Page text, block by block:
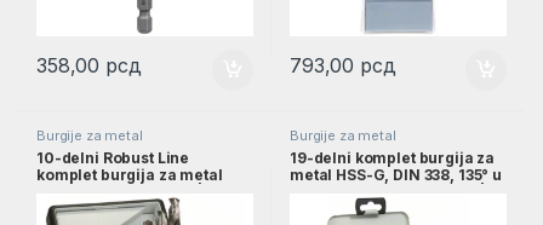
358,00 рсд 793,00 рсд
Burgije za metal
10-delni Robust Line
komplet burgija za metal
2607010535
Burgije za metal
19-delni komplet burgija za
metal HSS-G, DIN 338, 135° u
2607018726